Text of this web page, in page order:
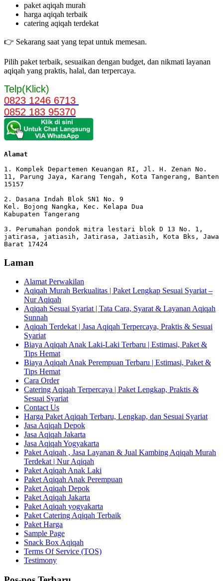
paket aqiqah murah
harga aqiqah terbaik
catering aqiqah terdekat
👉 Sekarang saat yang tepat untuk memesan.
Pilih paket terbaik, sesuaikan dengan budget, dan nikmati layanan
aqiqah yang praktis, halal, dan terpercaya.
Telp(Klick)
0823 1246 6713
0852 183 95370
Alamat
1. Komplek Departemen Keuangan RI, Jl. H. Zenan No.
11, Parung Jaya, Karang Tengah, Kota Tangerang, Banten
15157
2. Dasana Indah Blok SN1 No. 9
Kel. Bojong Nangka, Kec. Kelapa Dua
Kabupaten Tangerang
3. Perumahan pondok mitra lestari blok D 13 No. 1,
jatirasa, jatiasih, Jatirasa, Jatiasih, Kota Bks, Jawa
Barat 17424
Laman
Alamat Perwakilan
Aqiqah Murah Berkualitas | Paket Lengkap Sesuai Syariat –
Nur Aqiqah
Aqiqah Sesuai Syariat | Tata Cara, Syarat & Layanan Aqiqah
Sunnah
Aqiqah Terdekat | Jasa Aqiqah Terpercaya, Praktis & Sesuai
Syariat
Biaya Aqiqah Anak Laki-Laki Terbaru | Estimasi, Paket &
Tips Hemat
Biaya Aqiqah Anak Perempuan Terbaru | Estimasi, Paket &
Tips Hemat
Cara Order
Catering Aqiqah Terpercaya | Paket Lengkap, Praktis &
Sesuai Syariat
Contact Us
Harga Paket Aqiqah Terbaru, Lengkap, dan Sesuai Syariat
Jasa Aqiqah Depok
Jasa Aqiqah Jakarta
Jasa Aqiqah Yogyakarta
Paket Aqiqah , Jasa Layanan & Jual Kambing Aqiqah Murah
Terdekat | Nur Aqiqah
Paket Aqiqah Anak Laki
Paket Aqiqah Anak Perempuan
Paket Aqiqah Depok
Paket Aqiqah Jakarta
Paket Aqiqah yogyakarta
Paket Catering Aqiqah Terbaik
Paket Harga
Sample Page
Snack Box Aqiqah
Terms Of Service (TOS)
Testimony